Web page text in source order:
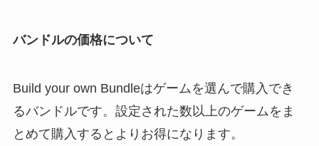
バンドルの価格について
Build your own Bundleはゲームを選んで購入でき
るバンドルです。設定された数以上のゲームをま
とめて購入するとよりお得になります。